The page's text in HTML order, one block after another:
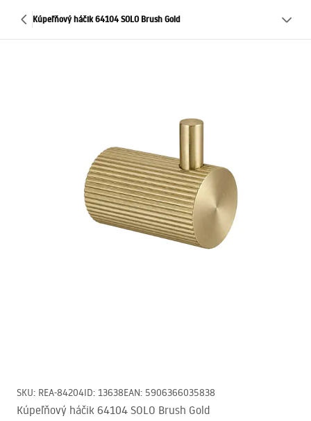
Kúpeľňový háčik 64104 SOLO Brush Gold
SKU: REA-84204ID: 13638EAN: 5906366035838
Kúpeľňový háčik 64104 SOLO Brush Gold